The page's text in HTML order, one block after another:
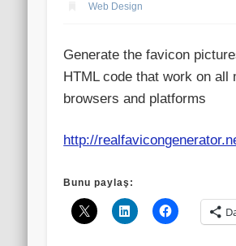
Web Design
Generate the favicon
HTML code that work on all
browsers and platforms
http://
Bunu paylaş: